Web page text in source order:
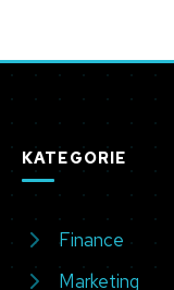
KATEGORIE
Finance
Marketing